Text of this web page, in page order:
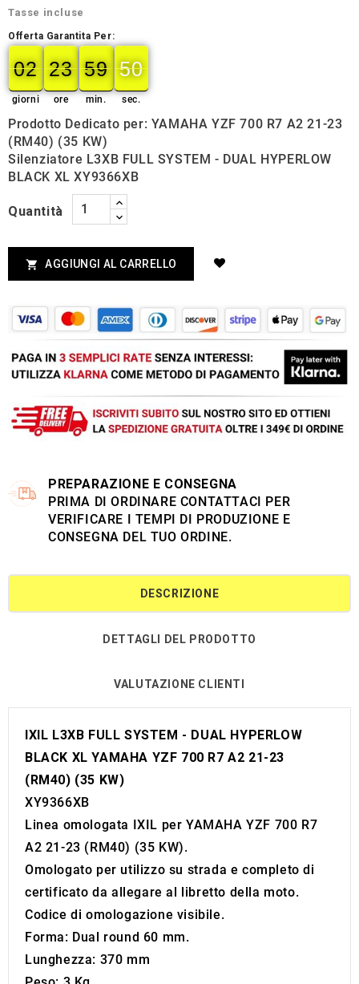
Tasse incluse
Offerta Garantita Per:
02
02
00
giorni
23
23
00
ore
59
59
00
min.
50
49
50
sec.
Prodotto Dedicato per: YAMAHA YZF 700 R7 A2 21-23
(RM40) (35 KW)
Silenziatore L3XB FULL SYSTEM - DUAL HYPERLOW
BLACK XL XY9366XB
Quantità
 AGGIUNGI AL CARRELLO
PREPARAZIONE E CONSEGNA
PRIMA DI ORDINARE CONTATTACI PER
VERIFICARE I TEMPI DI PRODUZIONE E
CONSEGNA DEL TUO ORDINE.
DESCRIZIONE
DETTAGLI DEL PRODOTTO
VALUTAZIONE CLIENTI
IXIL L3XB FULL SYSTEM - DUAL HYPERLOW
BLACK XL YAMAHA YZF 700 R7 A2 21-23
(RM40) (35 KW)
XY9366XB
Linea omologata IXIL per YAMAHA YZF 700 R7
A2 21-23 (RM40) (35 KW).
Omologato per utilizzo su strada e completo di
certificato da allegare al libretto della moto.
Codice di omologazione visibile.
Forma: Dual round 60 mm.
Lunghezza: 370 mm